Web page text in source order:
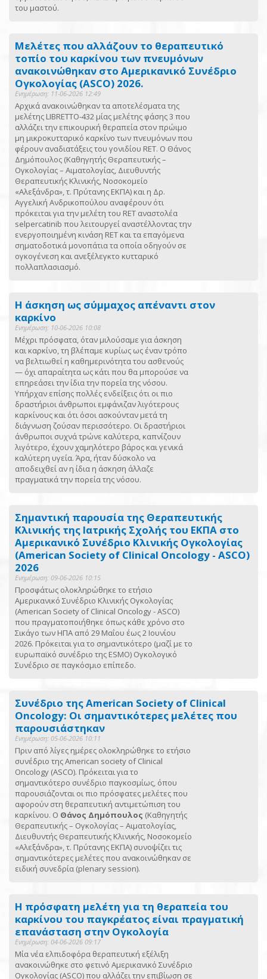
του μαστού.
Μελέτες που αλλάζουν το θεραπευτικό
τοπίο του καρκίνου των πνευμόνων
ανακοινώθηκαν στο Αμερικανικό Συνέδριο
Ογκολογίας (ASCO) 2026.
Ενημέρωση: 11-06-2026 12:49
Αρχικά ανακοινώθηκαν τα αποτελέσματα της
μελέτης LIBRETTO-432 μίας μελέτης φάσης 3 που
αλλάζει την επικουρική θεραπεία στον πρώιμο
μη μικροκυτταρικό καρκίνο των πνευμόνων που
φέρουν αναδιατάξεις του γονιδίου RET. Ο Θάνος
Δημόπουλος (Καθηγητής Θεραπευτικής –
Ογκολογίας – Αιματολογίας, Διευθυντής
Θεραπευτικής Κλινικής, Νοσοκομείο
«Αλεξάνδρα», τ. Πρύτανης ΕΚΠΑ) και η Δρ.
Αγγελική Ανδρικοπούλου αναφέρουν ότι
πρόκειται για την μελέτη του RET αναστολέα
selpercatinib που λειτουργεί αναστέλλοντας την
ενεργοποιημένη κινάση RET και τα επαγόμενα
σηματοδοτικά μονοπάτια τα οποία οδηγούν σε
ογκογένεση και ανεξέλεγκτο κυτταρικό
πολλαπλασιασμό.
Η άσκηση ως σύμμαχος απέναντι στον
καρκίνο
Ενημέρωση: 10-06-2026 10:08
Μέχρι πρόσφατα, όταν μιλούσαμε για άσκηση
και καρκίνο, τη βλέπαμε κυρίως ως έναν τρόπο
να βελτιωθεί η καθημερινότητα του ασθενούς
— όχι απαραίτητα ως κάτι που θα μπορούσε να
επηρεάσει την ίδια την πορεία της νόσου.
Υπήρχαν επίσης πολλές ενδείξεις ότι οι πιο
δραστήριοι άνθρωποι εμφάνιζαν λιγότερους
καρκίνους και ότι όσοι ασκούνταν μετά τη
διάγνωση ζούσαν περισσότερο. Οι δραστήριοι
άνθρωποι συχνά τρώνε καλύτερα, καπνίζουν
λιγότερο, έχουν χαμηλότερο βάρος και γενικά
καλύτερη υγεία. Άρα, ήταν δύσκολο να
αποδειχθεί αν η ίδια η άσκηση άλλαζε
πραγματικά την πορεία της νόσου.
Σημαντική παρουσία της Θεραπευτικής
Κλινικής της Ιατρικής Σχολής του ΕΚΠΑ στο
Αμερικανικό Συνέδριο Κλινικής Ογκολογίας
(American Society of Clinical Oncology - ASCO)
2026
Ενημέρωση: 09-06-2026 10:15
Προσφάτως ολοκληρώθηκε το ετήσιο
Αμερικανικό Συνέδριο Κλινικής Ογκολογίας
(American Society of Clinical Oncology - ASCO)
που πραγματοποιήθηκε όπως κάθε χρόνο στο
Σικάγο των ΗΠΑ από 29 Μαΐου έως 2 Ιουνίου
2026. Πρόκειται για το σημαντικότερο (μαζί με το
ευρωπαϊκό συνέδριο της ESMO) Ογκολογικό
Συνέδριο σε παγκόσμιο επίπεδο.
Συνέδριο της American Society of Clinical
Oncology: Οι σημαντικότερες μελέτες που
παρουσιάστηκαν
Ενημέρωση: 05-06-2026 10:11
Πριν από λίγες ημέρες ολοκληρώθηκε το ετήσιο
συνέδριο της American society of Clinical
Oncology (ASCO). Πρόκειται για το
σημαντικότερο συνέδριο παγκοσμίως, όπου
παρουσιάζονται οι πιο πρόσφατες μελέτες που
αφορούν στη θεραπευτική αντιμετώπιση του
καρκίνου. Ο Θάνος Δημόπουλος (Καθηγητής
Θεραπευτικής – Ογκολογίας – Αιματολογίας,
Διευθυντής Θεραπευτικής Κλινικής, Νοσοκομείο
«Αλεξάνδρα», τ. Πρύτανης ΕΚΠΑ) συνοψίζει τις
σημαντικότερες μελέτες που ανακοινώθηκαν σε
ειδική συνεδρία (plenary session).
Η πρόσφατη μελέτη για τη θεραπεία του
καρκίνου του παγκρέατος είναι πραγματική
επανάσταση στην Ογκολογία
Ενημέρωση: 04-06-2026 09:17
Μία νέα ελπιδοφόρα θεραπευτική εξέλιξη
ανακοινώθηκε στο φετινό Αμερικανικό Συνέδριο
Ογκολογίας (ASCO) που αλλάζει την επιβίωση σε